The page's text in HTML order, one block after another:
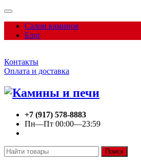
Салон каминов
Блог
Контакты
Оплата и доставка
+7 (917) 578-8883
Пн—Пт 00:00—23:59
Поиск